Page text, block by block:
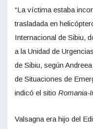
“La víctima estaba
trasladada en
Internacional de Sibiu,
a la Unidad de
de Sibiu, según
de Situaciones de
indicó el sitio Romania-
Valsagna era hijo del